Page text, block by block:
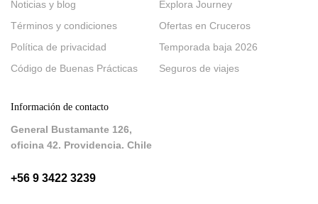
Noticias y blog
Términos y condiciones
Política de privacidad
Código de Buenas Prácticas
Explora Journey
Ofertas en Cruceros
Temporada baja 2026
Seguros de viajes
Información de contacto
General Bustamante 126,
oficina 42. Providencia. Chile
+56 9 3422 3239